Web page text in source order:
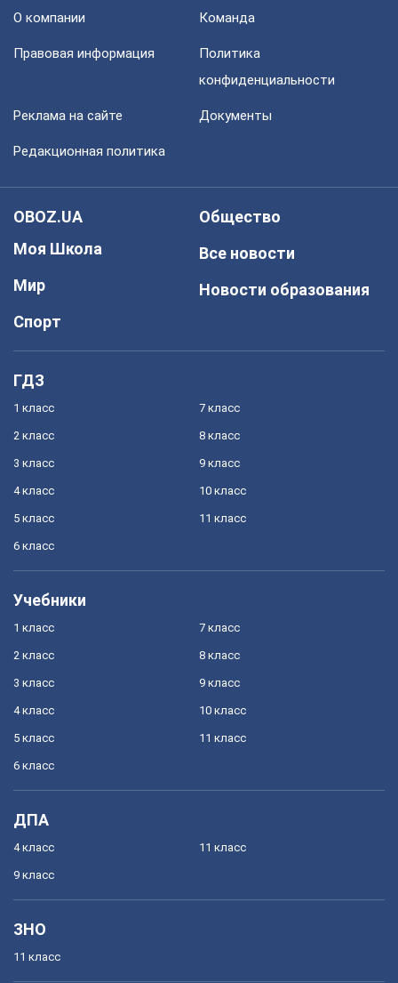
О компании Команда
Правовая информация
Политика
конфиденциальности
Реклама на сайте Документы
Редакционная политика
OBOZ.UA
Моя Школа
Мир
Спорт
Общество
Все новости
Новости образования
ГДЗ
1 класс
2 класс
3 класс
4 класс
5 класс
6 класс
7 класс
8 класс
9 класс
10 класс
11 класс
Учебники
1 класс
2 класс
3 класс
4 класс
5 класс
6 класс
7 класс
8 класс
9 класс
10 класс
11 класс
ДПА
4 класс
9 класс
11 класс
ЗНО
11 класс